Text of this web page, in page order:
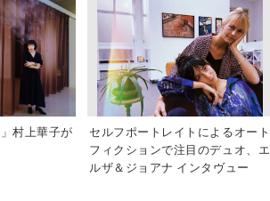
村上華子が
セルフポートレイトによるオート
フィクションで注目のデュオ、エ
ルザ＆ジョアナ インタヴュー